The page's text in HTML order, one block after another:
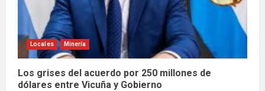
Locales Minería
Los grises del acuerdo por 250 millones de
dólares entre Vicuña y Gobierno